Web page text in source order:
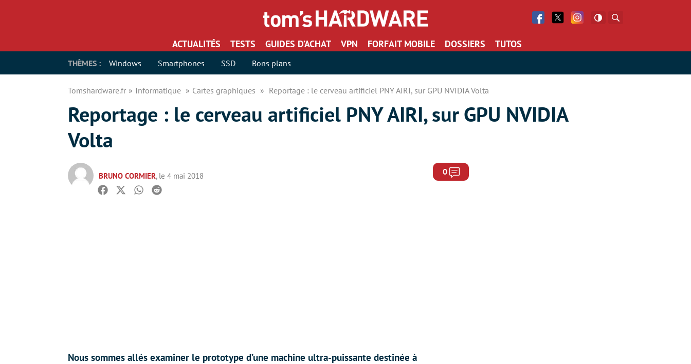
Facebook
Twitter Facebook
ACTUALITÉS TESTS GUIDES D’ACHAT VPN FORFAIT MOBILE DOSSIERS TUTOS
THÈMES : Windows Smartphones SSD Bons plans
Tomshardware.fr Informatique Cartes graphiques Reportage : le cerveau artificiel PNY AIRI, sur GPU NVIDIA Volta
Reportage : le cerveau artificiel PNY AIRI, sur GPU NVIDIA
Volta
BRUNO CORMIER, le 4 mai 2018 0 Commentaires
Facebook
TwitterWhatsapp
Reddit
Nous sommes allés examiner le prototype d’une machine ultra-puissante destinée à